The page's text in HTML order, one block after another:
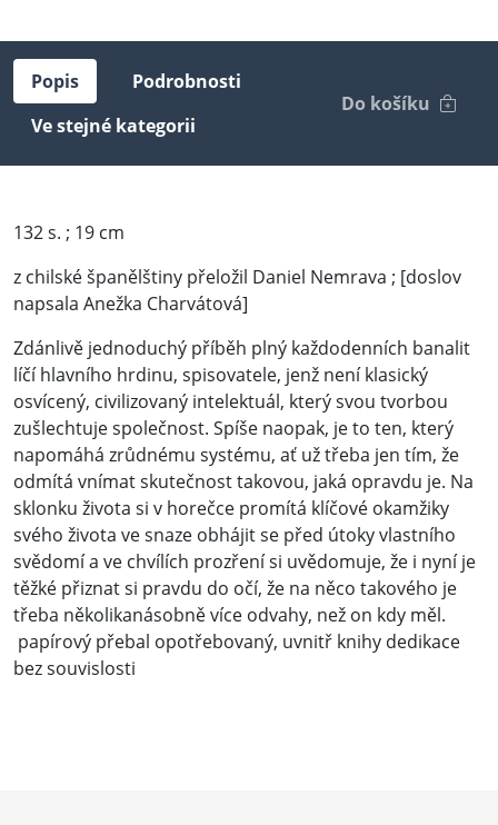
Popis
Podrobnosti
Ve stejné kategorii
Do košíku
132 s. ; 19 cm
z chilské španělštiny přeložil Daniel Nemrava ; [doslov
napsala Anežka Charvátová]
Zdánlivě jednoduchý příběh plný každodenních banalit
líčí hlavního hrdinu, spisovatele, jenž není klasický
osvícený, civilizovaný intelektuál, který svou tvorbou
zušlechtuje společnost. Spíše naopak, je to ten, který
napomáhá zrůdnému systému, ať už třeba jen tím, že
odmítá vnímat skutečnost takovou, jaká opravdu je. Na
sklonku života si v horečce promítá klíčové okamžiky
svého života ve snaze obhájit se před útoky vlastního
svědomí a ve chvílích prozření si uvědomuje, že i nyní je
těžké přiznat si pravdu do očí, že na něco takového je
třeba několikanásobně více odvahy, než on kdy měl.
papírový přebal opotřebovaný, uvnitř knihy dedikace
bez souvislosti